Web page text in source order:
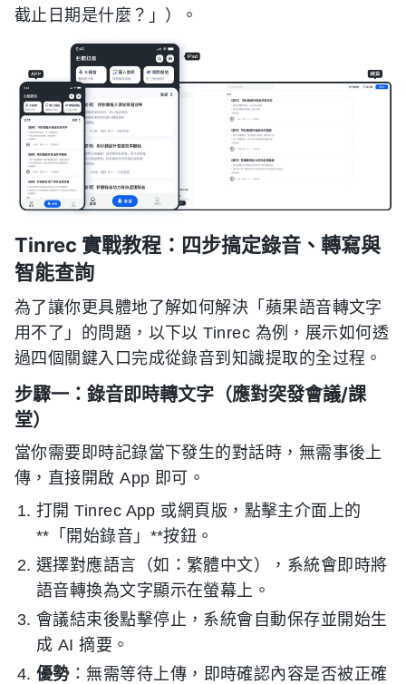
截止日期是什麼？」）。
Tinrec 實戰教程：四步搞定錄音、轉寫與
智能查詢
為了讓你更具體地了解如何解決「蘋果語音轉文字
用不了」的問題，以下以 Tinrec 為例，展示如何透
過四個關鍵入口完成從錄音到知識提取的全过程。
步驟一：錄音即時轉文字（應對突發會議/課
堂）
當你需要即時記錄當下發生的對話時，無需事後上
傳，直接開啟 App 即可。
打開 Tinrec App 或網頁版，點擊主介面上的
**「開始錄音」**按鈕。
選擇對應語言（如：繁體中文），系統會即時將
語音轉換為文字顯示在螢幕上。
會議結束後點擊停止，系統會自動保存並開始生
成 AI 摘要。
優勢：無需等待上傳，即時確認內容是否被正確